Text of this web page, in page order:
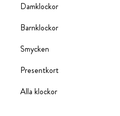
Damklockor
Barnklockor
Smycken
Presentkort
Alla klockor